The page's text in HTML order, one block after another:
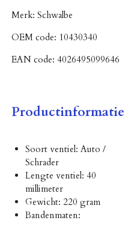
Merk: Schwalbe
OEM code: 10430340
EAN code: 4026495099646
Productinformatie
Soort ventiel: Auto /
Schrader
Lengte ventiel: 40
millimeter
Gewicht: 220 gram
Bandenmaten: